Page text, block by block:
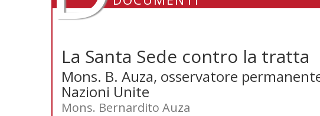
La Santa Sede contro la tratta
Mons. B. Auza, osservatore
Nazioni Unite
Mons. Bernardito Auza